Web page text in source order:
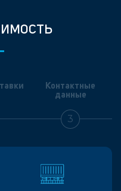
Контактные
данные
3